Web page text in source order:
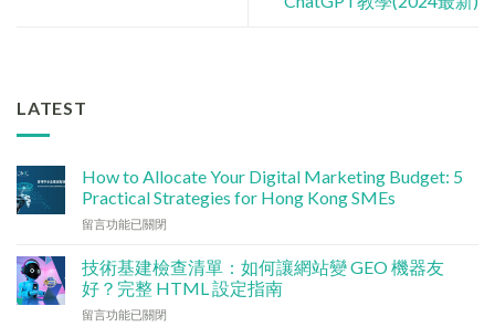
LATEST
How to Allocate Your Digital Marketing Budget: 5
Practical Strategies for Hong Kong SMEs
在
碼
行
銷
預
留言功能已關閉
技術基建檢查清單：如何讓網站變 GEO 機器友
好？完整 HTML 設定指南
在
留言功能已關閉